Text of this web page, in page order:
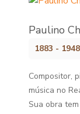
Paulino
1883 - 1948
Compositor,
música no
Sua obra